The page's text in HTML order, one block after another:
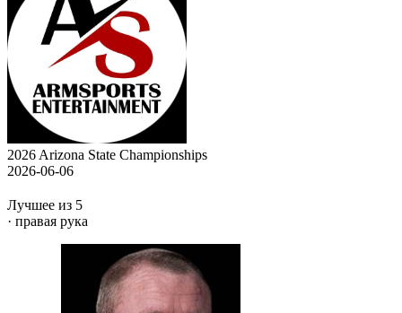
2026 Arizona State Championships
2026-06-06
Лучшее из 5
· правая рука